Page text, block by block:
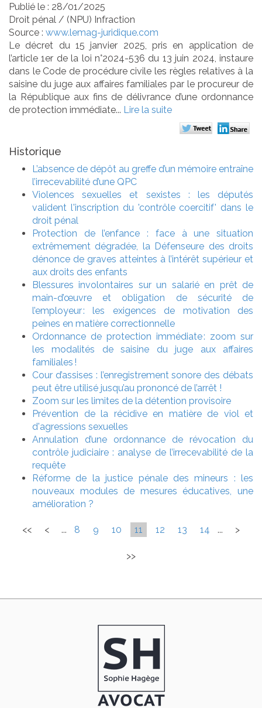
Publié le : 28/01/2025
Droit pénal / (NPU) Infraction
Source : www.lemag-juridique.com
Le décret du 15 janvier 2025, pris en application de
l’article 1er de la loi n°2024-536 du 13 juin 2024, instaure
dans le Code de procédure civile les règles relatives à la
saisine du juge aux affaires familiales par le procureur de
la République aux fins de délivrance d’une ordonnance
de protection immédiate... Lire la suite
Historique
L’absence de dépôt au greffe d’un mémoire entraîne
l’irrecevabilité d’une QPC
Violences sexuelles et sexistes : les députés
valident l'inscription du 'contrôle coercitif' dans le
droit pénal
Protection de l’enfance : face à une situation
extrêmement dégradée, la Défenseure des droits
dénonce de graves atteintes à l’intérêt supérieur et
aux droits des enfants
Blessures involontaires sur un salarié en prêt de
main-d’œuvre et obligation de sécurité de
l’employeur : les exigences de motivation des
peines en matière correctionnelle
Ordonnance de protection immédiate : zoom sur
les modalités de saisine du juge aux affaires
familiales !
Cour d’assises : l’enregistrement sonore des débats
peut être utilisé jusqu’au prononcé de l’arrêt !
Zoom sur les limites de la détention provisoire
Prévention de la récidive en matière de viol et
d'agressions sexuelles
Annulation d’une ordonnance de révocation du
contrôle judiciaire : analyse de l’irrecevabilité de la
requête
Réforme de la justice pénale des mineurs : les
nouveaux modules de mesures éducatives, une
amélioration ?
<< < ... 8 9 10 11 12 13 14 ... >
>>